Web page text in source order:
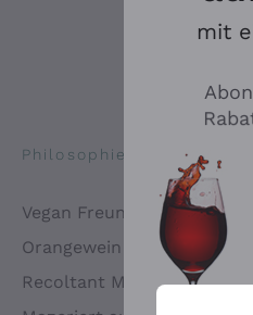
Philosophien
Vegan Freundlich
Orangewein
Recoltant Manipulant
mit